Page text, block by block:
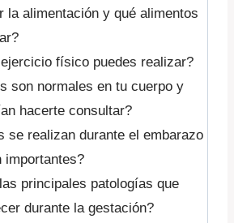
la alimentación y qué alimentos
físico puedes realizar?
son normales en tu cuerpo y
hacerte consultar?
se realizan durante el embarazo
importantes?
principales patologías que
durante la gestación?